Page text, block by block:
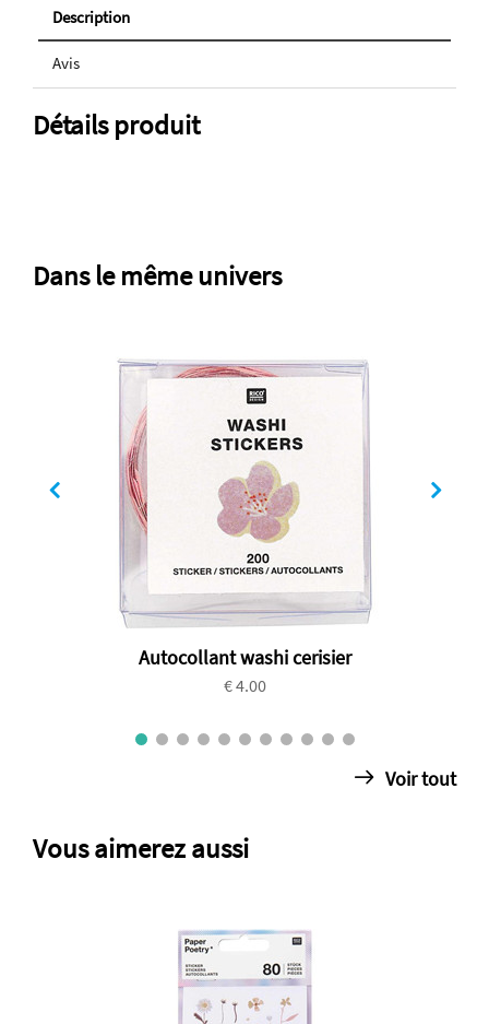
Description
Avis
Détails produit
Dans le même univers
Autocollant washi cerisier
€ 4.00
Voir tout
Vous aimerez aussi